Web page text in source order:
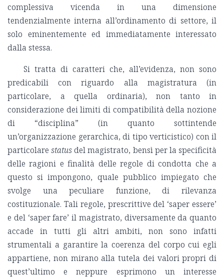
complessiva vicenda in una dimensione
tendenzialmente interna all’ordinamento di settore, il
solo eminentemente ed immediatamente interessato
dalla stessa.
Si tratta di caratteri che, all’evidenza, non sono
predicabili con riguardo alla magistratura (in
particolare, a quella ordinaria), non tanto in
considerazione dei limiti di compatibilità della nozione
di “disciplina” (in quanto sottintende
un’organizzazione gerarchica, di tipo verticistico) con il
particolarestatus del magistrato, bensì per la specificità
delle ragioni e finalità delle regole di condotta che a
questo si impongono, quale pubblico impiegato che
svolge una peculiare funzione, di rilevanza
costituzionale. Tali regole, prescrittive del ‘saper essere’
e del ‘saper fare’ il magistrato, diversamente da quanto
accade in tutti gli altri ambiti, non sono infatti
strumentali a garantire la coerenza del corpo cui egli
appartiene, non mirano alla tutela dei valori propri di
quest’ultimo e neppure esprimono un interesse